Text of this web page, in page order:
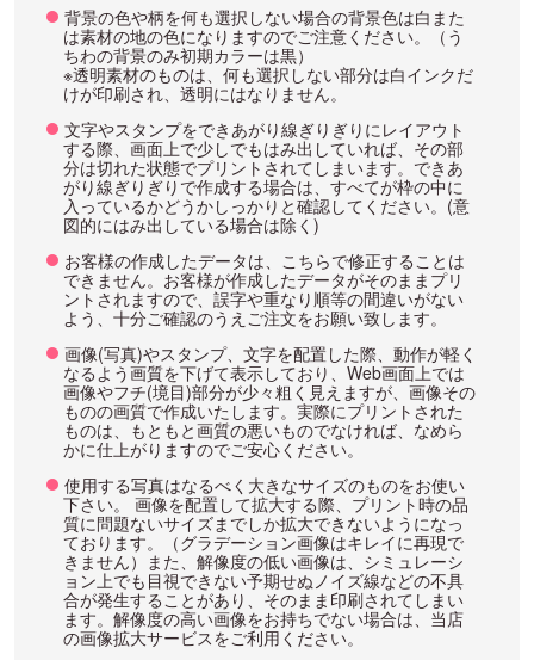
背景の色や柄を何も選択しない場合の背景色は白また
は素材の地の色になりますのでご注意ください。（う
ちわの背景のみ初期カラーは黒）
※透明素材のものは、何も選択しない部分は白インクだ
けが印刷され、透明にはなりません。
文字やスタンプをできあがり線ぎりぎりにレイアウト
する際、画面上で少しでもはみ出していれば、その部
分は切れた状態でプリントされてしまいます。できあ
がり線ぎりぎりで作成する場合は、すべてが枠の中に
入っているかどうかしっかりと確認してください。(意
図的にはみ出している場合は除く)
お客様の作成したデータは、こちらで修正することは
できません。お客様が作成したデータがそのままプリ
ントされますので、誤字や重なり順等の間違いがない
よう、十分ご確認のうえご注文をお願い致します。
画像(写真)やスタンプ、文字を配置した際、動作が軽く
なるよう画質を下げて表示しており、Web画面上では
画像やフチ(境目)部分が少々粗く見えますが、画像その
ものの画質で作成いたします。実際にプリントされた
ものは、もともと画質の悪いものでなければ、なめら
かに仕上がりますのでご安心ください。
使用する写真はなるべく大きなサイズのものをお使い
下さい。 画像を配置して拡大する際、プリント時の品
質に問題ないサイズまでしか拡大できないようになっ
ております。（グラデーション画像はキレイに再現で
きません）また、解像度の低い画像は、シミュレーシ
ョン上でも目視できない予期せぬノイズ線などの不具
合が発生することがあり、そのまま印刷されてしまい
ます。解像度の高い画像をお持ちでない場合は、当店
の画像拡大サービスをご利用ください。